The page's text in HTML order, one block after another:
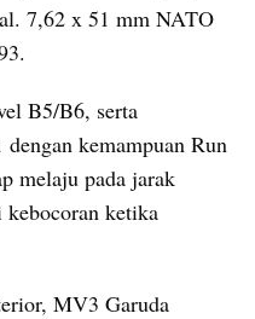
7,62 x 51 mm NATO
B5/B6, serta
kemampuan Run
melaju pada jarak
kebocoran ketika
MV3 Garuda